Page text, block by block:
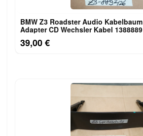
BMW Z3 Roadster Audio Kabelbaum HiFi Radio
Adapter CD Wechsler Kabel 1388889
39,00 €